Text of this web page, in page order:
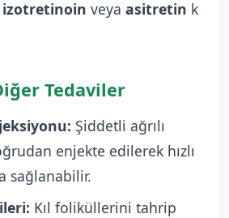
izotretinoin veya asitretin k
Tedaviler
Şiddetli ağrılı
enjekte edilerek hızlı
sağlanabilir.
Kıl foliküllerini tahrip